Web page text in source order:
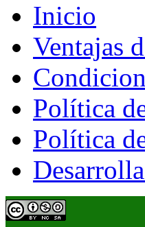
Inicio
Ventajas
Política
Política